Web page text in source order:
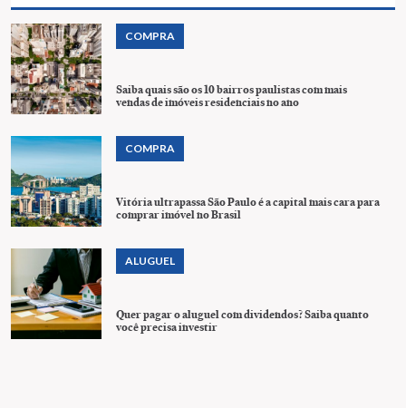
COMPRA
Saiba quais são os 10 bairros paulistas com mais
vendas de imóveis residenciais no ano
COMPRA
Vitória ultrapassa São Paulo é a capital mais cara para
comprar imóvel no Brasil
ALUGUEL
Quer pagar o aluguel com dividendos? Saiba quanto
você precisa investir